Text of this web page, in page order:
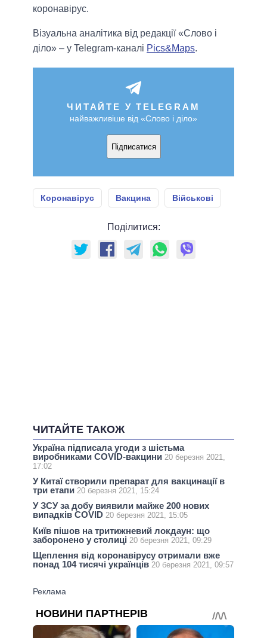
коронавірус.
Візуальна аналітика від редакції «Слово і
діло» – у Telegram-каналі Pics&Maps.
ЧИТАЙТЕ У TELEGRAM
найважливіше від «Слово і діло»
Підписатися
Коронавірус Вакцина Військові
Поділитися:
ЧИТАЙТЕ ТАКОЖ
Україна підписала угоди з шістьма
виробниками COVID-вакцини 20 березня 2021,
17:02
У Китаї створили препарат для вакцинації в
три етапи 20 березня 2021, 15:24
У ЗСУ за добу виявили майже 200 нових
випадків COVID 20 березня 2021, 15:05
Київ пішов на тритижневий локдаун: що
заборонено у столиці 20 березня 2021, 09:29
Щеплення від коронавірусу отримали вже
понад 104 тисячі українців 20 березня 2021, 09:57